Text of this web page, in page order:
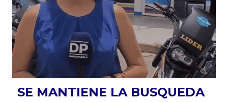
SE MANTIENE LA BUSQUEDA